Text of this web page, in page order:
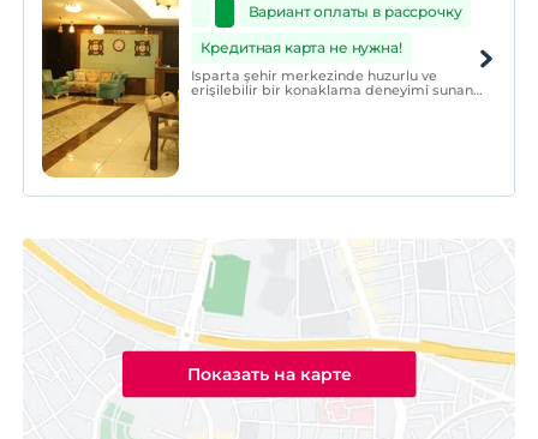
Вариант оплаты в рассрочку
Кредитная карта не нужна!
Isparta şehir merkezinde huzurlu ve
erişilebilir bir konaklama deneyimi sunan
Показать на карте